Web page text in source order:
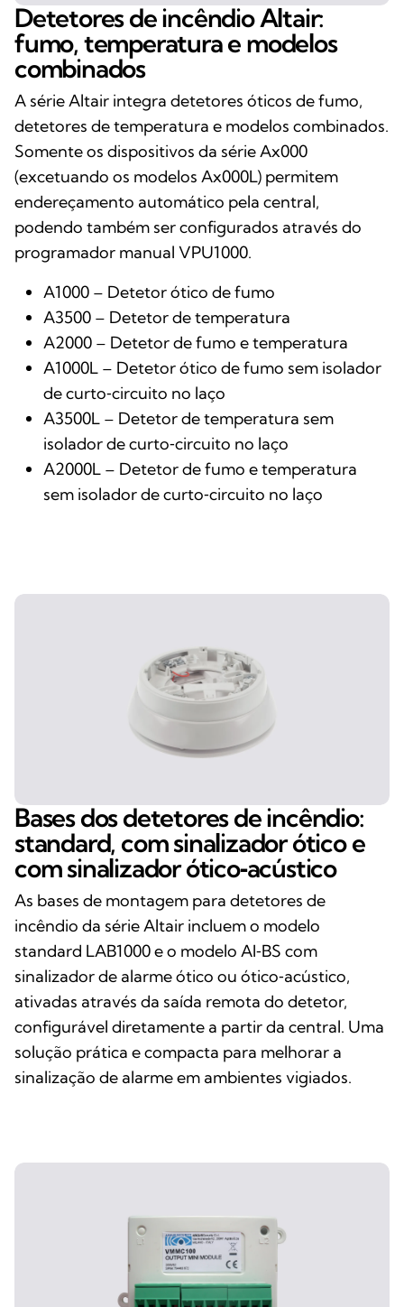
Detetores de incêndio Altair:
fumo, temperatura e modelos
combinados
A série Altair integra detetores óticos de fumo,
detetores de temperatura e modelos combinados.
Somente os dispositivos da série Ax000
(excetuando os modelos Ax000L) permitem
endereçamento automático pela central,
podendo também ser configurados através do
programador manual VPU1000.
A1000 – Detetor ótico de fumo
A3500 – Detetor de temperatura
A2000 – Detetor de fumo e temperatura
A1000L – Detetor ótico de fumo sem isolador
de curto‑circuito no laço
A3500L – Detetor de temperatura sem
isolador de curto‑circuito no laço
A2000L – Detetor de fumo e temperatura
sem isolador de curto‑circuito no laço
Bases dos detetores de incêndio:
standard, com sinalizador ótico e
com sinalizador ótico‑acústico
As bases de montagem para detetores de
incêndio da série Altair incluem o modelo
standard LAB1000 e o modelo AI‑BS com
sinalizador de alarme ótico ou ótico‑acústico,
ativadas através da saída remota do detetor,
configurável diretamente a partir da central. Uma
solução prática e compacta para melhorar a
sinalização de alarme em ambientes vigiados.